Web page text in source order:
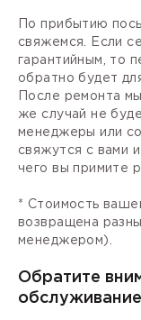
По прибытию
свяжемся. Если
гарантийным, то
обратно будет
После ремонта
же случай не
менеджеры или
свяжутся с вами
чего вы примите
* Стоимость
возвращена
менеджером).
Обратите